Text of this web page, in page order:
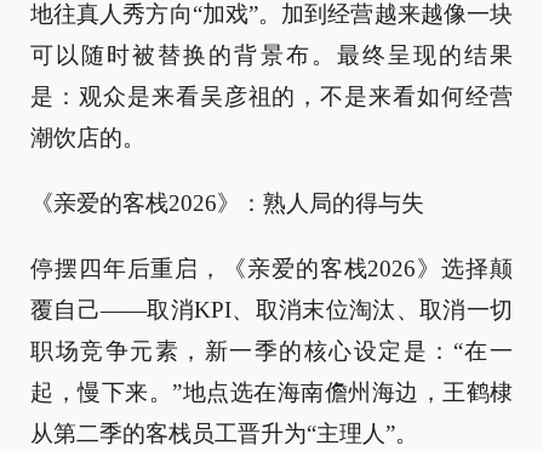
地往真人秀方向“加戏”。加到经营越来越像一块
可以随时被替换的背景布。最终呈现的结果
是：观众是来看吴彦祖的，不是来看如何经营
潮饮店的。
《亲爱的客栈2026》：熟人局的得与失
停摆四年后重启，《亲爱的客栈2026》选择颠
覆自己——取消KPI、取消末位淘汰、取消一切
职场竞争元素，新一季的核心设定是：“在一
起，慢下来。”地点选在海南儋州海边，王鹤棣
从第二季的客栈员工晋升为“主理人”。